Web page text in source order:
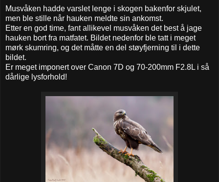
Musvåken hadde varslet lenge i skogen bakenfor skjulet,
men ble stille når hauken meldte sin ankomst.
Etter en god time, fant allikevel musvåken det best å jage
hauken bort fra matfatet. Bildet nedenfor ble tatt i meget
mørk skumring, og det måtte en del støyfjerning til i dette
bildet.
Er meget imponert over Canon 7D og 70-200mm F2.8L i så
dårlige lysforhold!